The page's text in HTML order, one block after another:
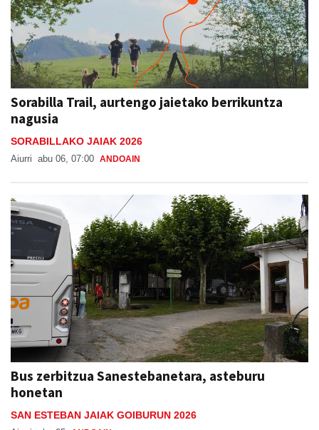
Sorabilla Trail, aurtengo jaietako berrikuntza
nagusia
SORABILLAKO JAIAK 2026
Aiurri abu 06, 07:00 ANDOAIN
Bus zerbitzua Sanestebanetara, asteburu
honetan
SAN ESTEBAN JAIAK GOIBURUN 2026